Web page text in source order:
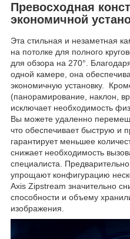
Превосходная
экономичной
Эта стильная и незаметная
на потолке для полного
для обзора на 270°.
одной камере, она
экономичную установку.
(панорамирование, наклон,
исключает необходимость
Вы можете удаленно
что обеспечивает быструю и
гарантирует меньшее
снижает необходимость
специалиста.
упрощают конфигурацию
Axis Zipstream значительно
способности и объему
изображения.